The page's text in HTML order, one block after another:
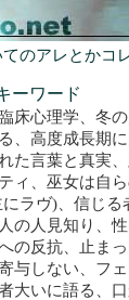
のアレとかコ
ーワード
床心理学、冬
、高度成長期
た言葉と真実
ィ、巫女は自
ラヴ)、信じ
の人見知り、
の反抗、止ま
与しない、フ
大いに語る、